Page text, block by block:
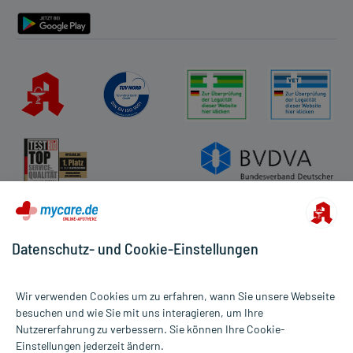
Alle Preise gelten inkl. MwSt., ggf. zzgl. Versandkosten
Informationen auf dieser Website werden ausschließlich für
Datenschutz- und Cookie-Einstellungen
Wir verwenden Cookies um zu erfahren, wann Sie unsere Webseite
besuchen und wie Sie mit uns interagieren, um Ihre
Nutzererfahrung zu verbessern. Sie können Ihre Cookie-
Einstellungen jederzeit ändern.